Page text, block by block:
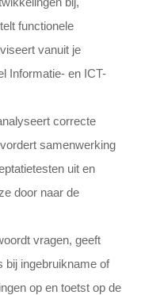
functionele
vanuit je
Informatie- en ICT-
correcte
samenwerking
uit en
door naar de
vragen, geeft
bij ingebruikname of
op en toetst op de